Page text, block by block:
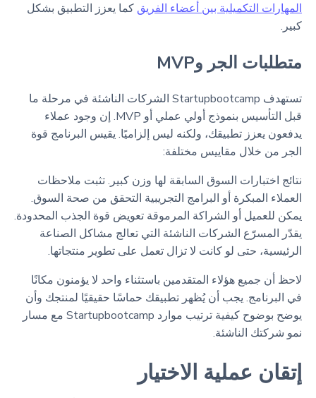
المهارات التكميلية بين أعضاء الفريق كما يعزز التطبيق بشكل
كبير.
متطلبات الجر وMVP
تستهدف Startupbootcamp الشركات الناشئة في مرحلة ما
قبل التأسيس بنموذج أولي عملي أو MVP. إن وجود عملاء
يدفعون يعزز تطبيقك، ولكنه ليس إلزاميًا. يقيس البرنامج قوة
الجر من خلال مقاييس مختلفة:
نتائج اختبارات السوق السابقة لها وزن كبير. تثبت ملاحظات
العملاء المبكرة أو البرامج التجريبية التحقق من صحة السوق.
يمكن للعميل أو الشراكة المرموقة تعويض قوة الجذب المحدودة.
يقدّر المسرّع الشركات الناشئة التي تعالج مشاكل الصناعة
الرئيسية، حتى لو كانت لا تزال تعمل على تطوير منتجاتها.
لاحظ أن جميع هؤلاء المتقدمين باستثناء واحد لا يؤمنون مكانًا
في البرنامج. يجب أن يُظهر تطبيقك حماسًا حقيقيًا لمنتجك وأن
يوضح بوضوح كيفية ترتيب موارد Startupbootcamp مع مسار
نمو شركتك الناشئة.
إتقان عملية الاختيار